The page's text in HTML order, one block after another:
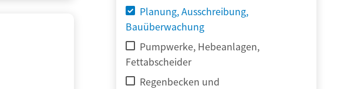
Planung, Ausschreibung,
Bauüberwachung
Pumpwerke, Hebeanlagen,
Fettabscheider
Regenbecken und